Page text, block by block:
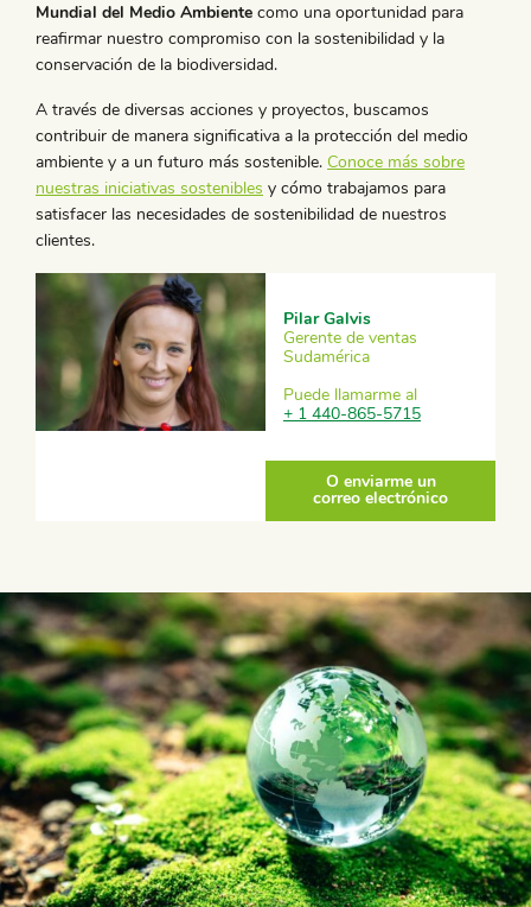
Mundial del Medio Ambiente como una oportunidad para
reafirmar nuestro compromiso con la sostenibilidad y la
conservación de la biodiversidad.
A través de diversas acciones y proyectos, buscamos
contribuir de manera significativa a la protección del medio
ambiente y a un futuro más sostenible. Conoce más sobre
nuestras iniciativas sostenibles y cómo trabajamos para
satisfacer las necesidades de sostenibilidad de nuestros
clientes.
Pilar Galvis
Gerente de ventas
Sudamérica
Puede llamarme al
+ 1 440-865-5715
O enviarme un
correo electrónico